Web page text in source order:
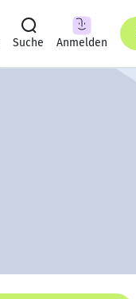
Suche Anmelden